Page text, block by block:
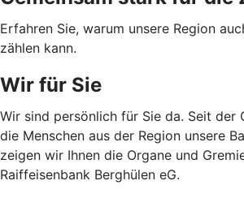
Erfahren Sie, warum unsere Region
zählen kann.
Wir für Sie
Wir sind persönlich für Sie da. Seit der
die Menschen aus der Region unsere
zeigen wir Ihnen die Organe und
Raiffeisenbank Berghülen eG.